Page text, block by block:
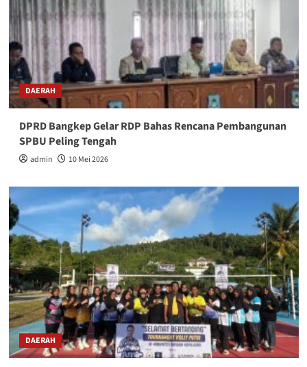
DAERAH
DPRD Bangkep Gelar RDP Bahas Rencana Pembangunan
SPBU Peling Tengah
admin 10 Mei 2026
DAERAH